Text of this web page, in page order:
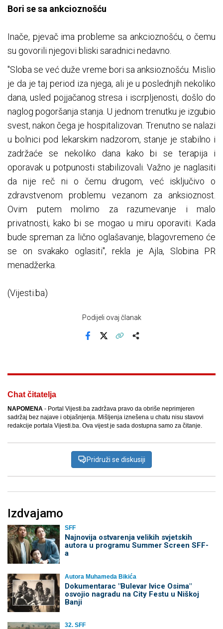
Bori se sa ankcioznošću
Inače, pjevač ima probleme sa ankcioznošću, o čemu
su govorili njegovi bliski saradnici nedavno.
"Sloba se već duže vreme bori sa anksioznošću. Mislio
je da je taj period iza njega, ali je u poslednjih nekoliko
dana, usled pojjačanog stresa i iscrpljenosti, došlo do
naglog pogoršanja stanja. U jednom trenutku je izgubio
svest, nakon čega je hospitalizovan. Trenutno se nalazi
u bolnici pod lekarskim nadzorom, stanje je stabilno i
zadržaće se nekoliko dana kako bi se terapija i
oporavak u potpunosti stabilizovali. Važno je naglasiti
da nije reč ni o čemu drugom, već isključivo o
zdravstvenom problemu vezanom za anksioznost.
Ovim putem molimo za razumevanje i malo
privatnosti, kako bi se mogao u miru oporaviti. Kada
bude spreman za lično oglašavanje, blagovremeno će
se on svakako oglasiti", rekla je Ajla, Slobina PR
menadžerka.
(Vijesti.ba)
Podijeli ovaj članak
Chat čitatelja
NAPOMENA - Portal Vijesti.ba zadržava pravo da obriše neprimjeren
sadržaj bez najave i objašnjenja. Mišljenja iznešena u chatu nisu stavovi
redakcije portala Vijesti.ba. Ova vijest je sada dostupna samo za čitanje.
Pridruži se diskusiji
Izdvajamo
SFF
Najnovija ostvarenja velikih svjetskih
autora u programu Summer Screen SFF-
a
Autora Muhameda Bikića
Dokumentarac "Bulevar Ivice Osima"
osvojio nagradu na City Festu u Niškoj
Banji
32. SFF